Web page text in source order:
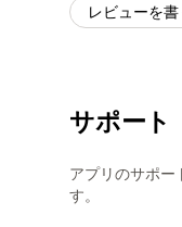
レビューを書
サポート
アプリのサポー
す。